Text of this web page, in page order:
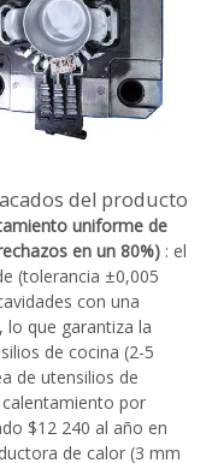
del producto
uniforme de
en un 80%) : el
(tolerancia ±0,005
con una
que garantiza la
de cocina (2-5
de utensilios de
por
$12 240 al año en
de calor (3 mm